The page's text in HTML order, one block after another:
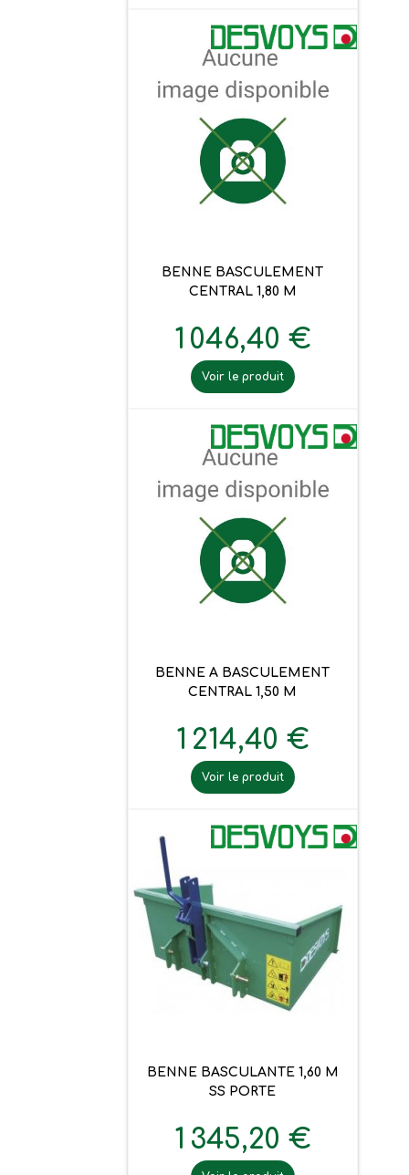
BENNE BASCULEMENT
CENTRAL 1,80 M
1 046,40 €
Voir le produit
BENNE A BASCULEMENT
CENTRAL 1,50 M
1 214,40 €
Voir le produit
BENNE BASCULANTE 1,60 M
SS PORTE
1 345,20 €